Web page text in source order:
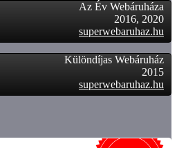
Az Év Webáruháza
2016, 2020
superwebaruhaz.hu
Különdíjas Webáruház
2015
superwebaruhaz.hu